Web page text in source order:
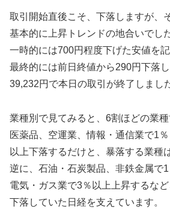
取引開始直後こそ、下落しますが、
基本的に上昇トレンドの地合いでした
一時的には700円程度下げた安値を記
最終的には前日終値から290円下落し
39,232円で本日の取引が終了しまし
業種別で見てみると、6割ほどの業種
医薬品、空運業、情報・通信業で1％
以上下落するだけと、暴落する業種
逆に、石油・石炭製品、非鉄金属で1
電気・ガス業で3％以上上昇するなど
下落していた日経を支えています。